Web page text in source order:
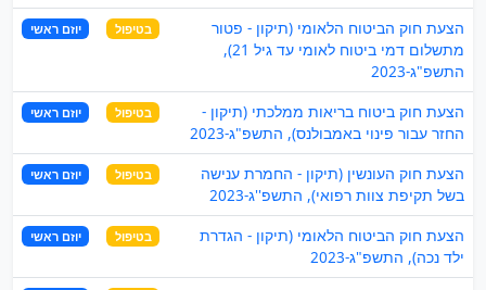
הצעת חוק הביטוח הלאומי (תיקון - פטור
מתשלום דמי ביטוח לאומי עד גיל 21),
התשפ"ג-2023
בטיפול יוזם ראשי
הצעת חוק ביטוח בריאות ממלכתי (תיקון -
החזר עבור פינוי באמבולנס), התשפ"ג-2023
בטיפול יוזם ראשי
הצעת חוק העונשין (תיקון - החמרת ענישה
בשל תקיפת צוות רפואי), התשפ''ג-2023
בטיפול יוזם ראשי
הצעת חוק הביטוח הלאומי (תיקון - הגדרת
ילד נכה), התשפ"ג-2023
בטיפול יוזם ראשי